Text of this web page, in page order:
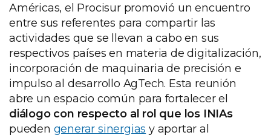
Américas, el Procisur promovió un encuentro
entre sus referentes para compartir las
actividades que se llevan a cabo en sus
respectivos países en materia de digitalización,
incorporación de maquinaria de precisión e
impulso al desarrollo AgTech. Esta reunión
abre un espacio común para fortalecer el
diálogo con respecto al rol que los INIAs
pueden generar sinergias y aportar al